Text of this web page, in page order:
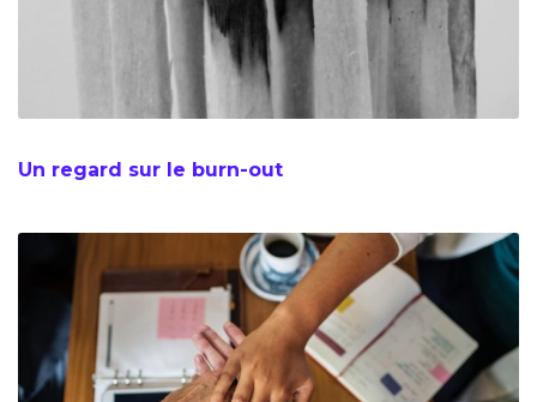
Un regard sur le burn-out